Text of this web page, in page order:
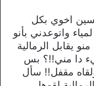
اخوي بكل
واتوعدني بأنو
يقابل الرمالية
دا مني!!؟ بس
مقفل!! سأل